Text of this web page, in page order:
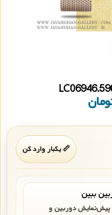
📏 یکبار وارد کن
ببین
پیش‌نمایش دوربین و